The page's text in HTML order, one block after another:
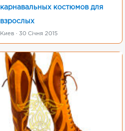
карнавальных костюмов для
взрослых
Киев · 30 Січня 2015